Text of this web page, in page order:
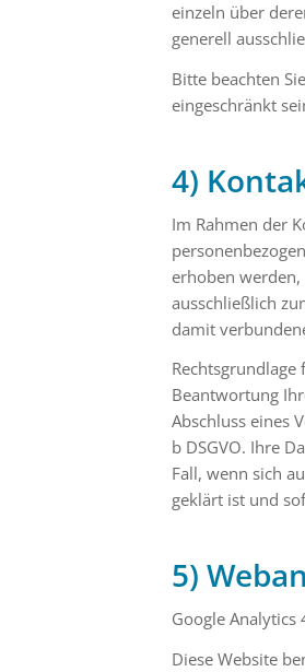
einzeln über
generell
Bitte beachten
eingeschränkt
4)
Im Rahmen der
erhoben
ausschließlich
damit
Beantwortung
Abschluss eines
b DSGVO. Ihre
Fall, wenn sich
geklärt ist und
5)
Google Analytics
Diese Website